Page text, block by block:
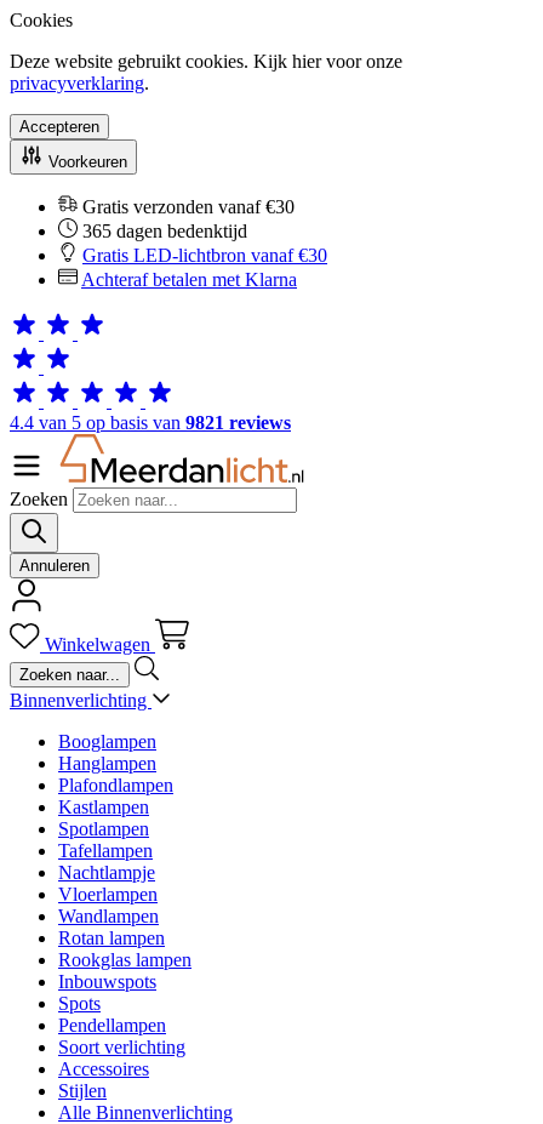
Cookies
Deze website gebruikt cookies. Kijk hier voor onze
privacyverklaring.
Accepteren
Voorkeuren
Gratis verzonden vanaf €30
365 dagen bedenktijd
Gratis LED-lichtbron vanaf €30
Achteraf betalen met Klarna
4.4 van 5 op basis van 9821 reviews
Zoeken
Annuleren
Winkelwagen
Binnenverlichting
Booglampen
Hanglampen
Plafondlampen
Kastlampen
Spotlampen
Tafellampen
Nachtlampje
Vloerlampen
Wandlampen
Rotan lampen
Rookglas lampen
Inbouwspots
Spots
Pendellampen
Soort verlichting
Accessoires
Stijlen
Alle Binnenverlichting